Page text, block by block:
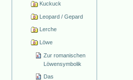
Kuckuck
Leopard / Gepard
Lerche
Löwe
Zur romanischen
Löwensymbolik
Das